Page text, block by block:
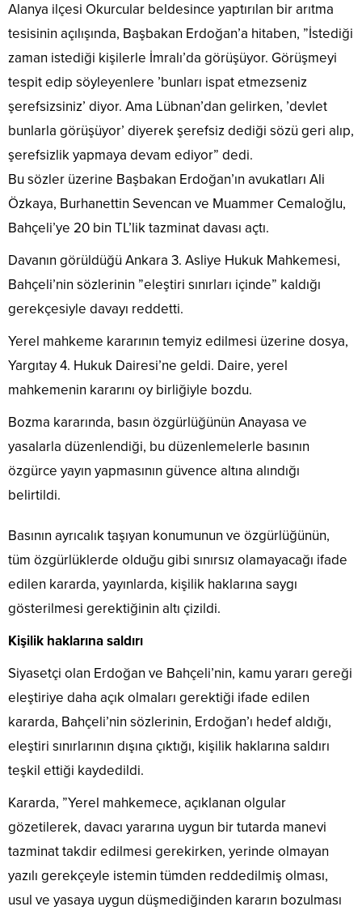
Alanya ilçesi Okurcular beldesince yaptırılan bir arıtma
tesisinin açılışında, Başbakan Erdoğan’a hitaben, ”İstediği
zaman istediği kişilerle İmralı’da görüşüyor. Görüşmeyi
tespit edip söyleyenlere ’bunları ispat etmezseniz
şerefsizsiniz’ diyor. Ama Lübnan’dan gelirken, ’devlet
bunlarla görüşüyor’ diyerek şerefsiz dediği sözü geri alıp,
şerefsizlik yapmaya devam ediyor” dedi.
Bu sözler üzerine Başbakan Erdoğan’ın avukatları Ali
Özkaya, Burhanettin Sevencan ve Muammer Cemaloğlu,
Bahçeli’ye 20 bin TL’lik tazminat davası açtı.
Davanın görüldüğü Ankara 3. Asliye Hukuk Mahkemesi,
Bahçeli’nin sözlerinin ”eleştiri sınırları içinde” kaldığı
gerekçesiyle davayı reddetti.
Yerel mahkeme kararının temyiz edilmesi üzerine dosya,
Yargıtay 4. Hukuk Dairesi’ne geldi. Daire, yerel
mahkemenin kararını oy birliğiyle bozdu.
Bozma kararında, basın özgürlüğünün Anayasa ve
yasalarla düzenlendiği, bu düzenlemelerle basının
özgürce yayın yapmasının güvence altına alındığı
belirtildi.
Basının ayrıcalık taşıyan konumunun ve özgürlüğünün,
tüm özgürlüklerde olduğu gibi sınırsız olamayacağı ifade
edilen kararda, yayınlarda, kişilik haklarına saygı
gösterilmesi gerektiğinin altı çizildi.
Kişilik haklarına saldırı
Siyasetçi olan Erdoğan ve Bahçeli’nin, kamu yararı gereği
eleştiriye daha açık olmaları gerektiği ifade edilen
kararda, Bahçeli’nin sözlerinin, Erdoğan’ı hedef aldığı,
eleştiri sınırlarının dışına çıktığı, kişilik haklarına saldırı
teşkil ettiği kaydedildi.
Kararda, ”Yerel mahkemece, açıklanan olgular
gözetilerek, davacı yararına uygun bir tutarda manevi
tazminat takdir edilmesi gerekirken, yerinde olmayan
yazılı gerekçeyle istemin tümden reddedilmiş olması,
usul ve yasaya uygun düşmediğinden kararın bozulması